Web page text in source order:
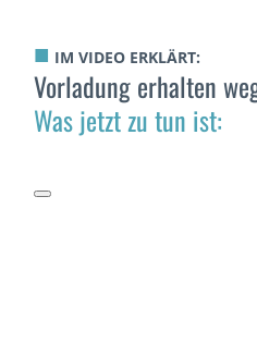
■ IM VIDEO ERKLÄRT:
Vorladung erhalten
Was jetzt zu tun ist: